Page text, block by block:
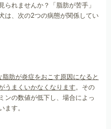
られませんか？「脂肪が苦手」
は、次の2つの病態が関係してい
肪が炎症をおこす原因になると
うまくいかなくなります。その
ンの数値が低下し、場合によっ
ます。